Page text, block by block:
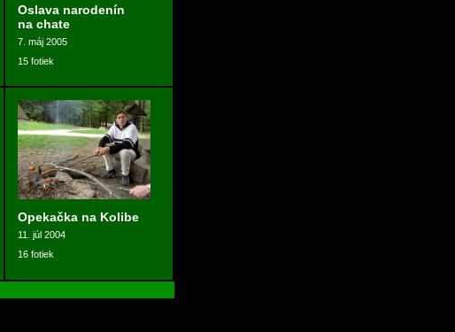
Oslava narodenín
na chate
7. máj 2005
15 fotiek
Opekačka na Kolibe
11. júl 2004
16 fotiek